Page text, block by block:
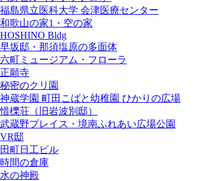
福島県立医科大学 会津医療センター
和歌山の家1・空の家
HOSHINO Bldg
早坂邸・那須塩原の多面体
六町ミュージアム・フローラ
正願寺
秘密のクリ園
神蔵学園 町田こばと幼稚園 ひかりの広場
惜櫟荘（旧岩波別邸）
武蔵野プレイス・境南ふれあい広場公園
VR邸
田町日工ビル
時間の倉庫
水の神殿